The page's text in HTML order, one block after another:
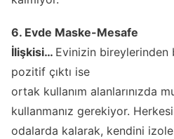
6. Evde Maske-Mesafe
İlişkisi… Evinizin
pozitif çıktı ise
ortak kullanım alanlarınızda
kullanmanız gerekiyor.
odalarda kalarak, kendini